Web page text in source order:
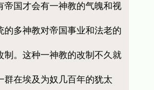
帝国才会有一神教的气魄和视
多神教对帝国事业和法老的
。这种一神教的改制不久就
在埃及为奴几百年的犹太